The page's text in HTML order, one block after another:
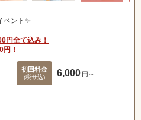
ベント✨
円全て込み！
！
初回料金
(税サ込) 6,000 円～